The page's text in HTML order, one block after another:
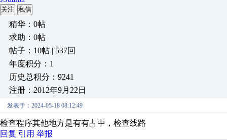
关注 私信
精华：0帖
求助：0帖
帖子：10帖 | 537回
年度积分：1
历史总积分：9241
注册：2012年9月22日
发表于：2024-05-18 08:12:49
检查程序其他地方是有有占中，检查线路
回复 引用 举报